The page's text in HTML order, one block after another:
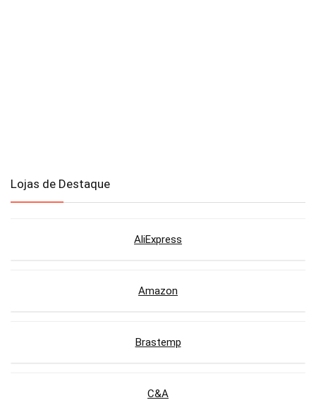
Lojas de Destaque
AliExpress
Amazon
Brastemp
C&A